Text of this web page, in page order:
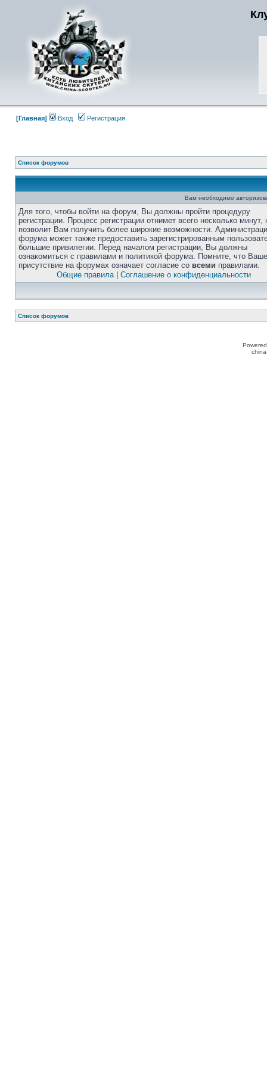
[Главная] Вход Регистрация
Список форумов
Вам необходимо
Для того, чтобы войти на форум, Вы должны пройти процедуру
регистрации. Процесс регистрации отнимет всего несколько минут,
позволит Вам получить более широкие возможности.
форума может также предоставить зарегистрированным
большие привилегии. Перед началом регистрации, Вы должны
ознакомиться с правилами и политикой форума. Помните, что Ваше
присутствие на форумах означает согласие со всеми правилами.
Общие правила| Соглашение о конфиденциальности
Список форумов